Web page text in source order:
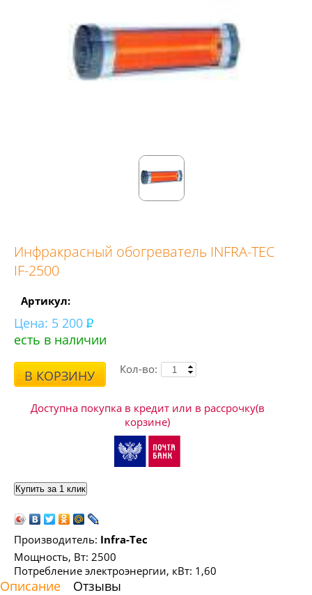
Инфракрасный обогреватель INFRA-TEC
IF-2500
Артикул:
Цена: 5 200
есть в наличии
В КОРЗИНУ Кол-во:
Доступна покупка в кредит или в рассрочку(в
корзине)
Производитель: Infra-Tec
Мощность, Вт: 2500
Потребление электроэнергии, кВт: 1,60
Описание Отзывы